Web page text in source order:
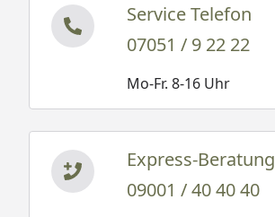
Service Telefon
07051 / 9 22 22
Mo-Fr. 8-16 Uhr
Express-Beratung
09001 / 40 40 40